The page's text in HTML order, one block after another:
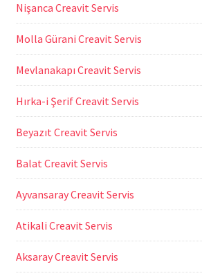
Nişanca Creavit Servis
Molla Gürani Creavit Servis
Mevlanakapı Creavit Servis
Hırka-i Şerif Creavit Servis
Beyazıt Creavit Servis
Balat Creavit Servis
Ayvansaray Creavit Servis
Atikali Creavit Servis
Aksaray Creavit Servis